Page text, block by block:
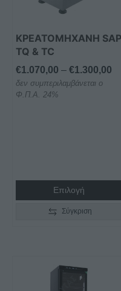
ΚΡΕΑΤΟΜΗΧΑΝΗ SAP
TQ & TC
€1.070,00 – €1.300,00
δεν συμπεριλαμβάνεται ο
Φ.Π.Α. 24%
Επιλογή
μπορούν
να
στη
σελίδα
Σύγκριση